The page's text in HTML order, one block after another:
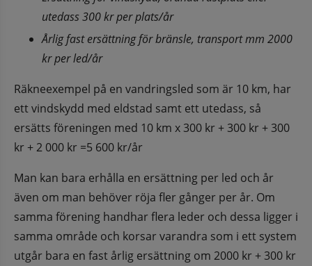
utedass 300 kr per plats/år
Årlig fast ersättning för bränsle, transport mm 2000
kr per led/år
Räkneexempel på en vandringsled som är 10 km, har
ett vindskydd med eldstad samt ett utedass, så
ersätts föreningen med 10 km x 300 kr + 300 kr + 300
kr + 2 000 kr =5 600 kr/år
Man kan bara erhålla en ersättning per led och år
även om man behöver röja fler gånger per år. Om
samma förening handhar flera leder och dessa ligger i
samma område och korsar varandra som i ett system
utgår bara en fast årlig ersättning om 2000 kr + 300 kr